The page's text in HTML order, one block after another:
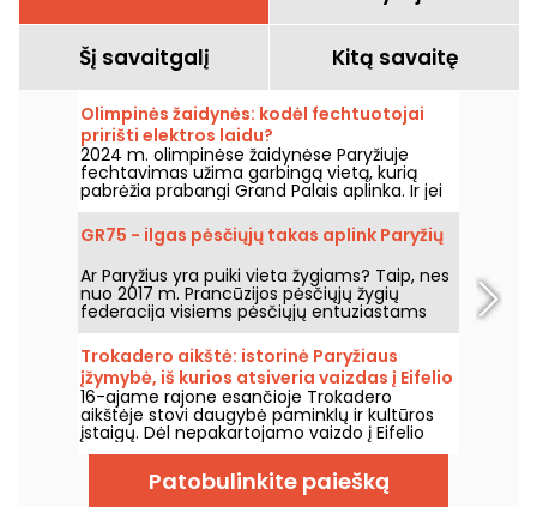
Šį savaitgalį Kitą savaitę
Olimpinės žaidynės: kodėl fechtuotojai
pririšti elektros laidu?
2024 m. olimpinėse žaidynėse Paryžiuje
fechtavimas užima garbingą vietą, kurią
pabrėžia prabangi Grand Palais aplinka. Ir jei
jums įdomu, kodėl fechtuotojai yra pritvirtinti
elektros laidais, gera žinia ta, kad mes galime
jums viską paaiškinti!
GR75 - ilgas pėsčiųjų takas aplink Paryžių
Ar Paryžius yra puiki vieta žygiams? Taip, nes
nuo 2017 m. Prancūzijos pėsčiųjų žygių
federacija visiems pėsčiųjų entuziastams
atvėrė visiškai pažymėtą maršrutą aplink
Paryžių.
Trokadero aikštė: istorinė Paryžiaus
įžymybė, iš kurios atsiveria vaizdas į Eifelio
bokštą
16-ajame rajone esančioje Trokadero
aikštėje stovi daugybė paminklų ir kultūros
įstaigų. Dėl nepakartojamo vaizdo į Eifelio
bokštą ji traukia ir turistus, ir visą gyvenimą
gyvenančius paryžiečius.
Patobulinkite paiešką